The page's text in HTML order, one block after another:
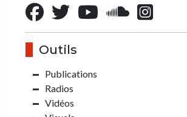
Outils
Publications
Radios
Vidéos